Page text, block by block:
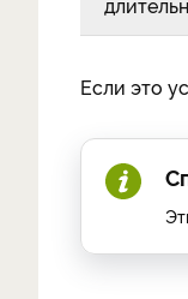
Если это